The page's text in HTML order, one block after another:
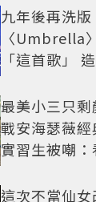
九年後再洗
〈Umbrella
「這首歌」
最美小三只
戰安海瑟薇
實習生被嘲
這次不當仙